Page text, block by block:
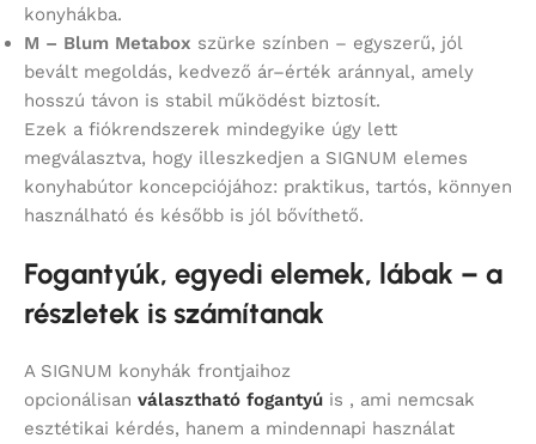
konyhákba.
M – Blum Metabox szürke színben – egyszerű, jól
bevált megoldás, kedvező ár–érték aránnyal, amely
hosszú távon is stabil működést biztosít.
Ezek a fiókrendszerek mindegyike úgy lett
megválasztva, hogy illeszkedjen a SIGNUM elemes
konyhabútor koncepciójához: praktikus, tartós, könnyen
használható és később is jól bővíthető.
Fogantyúk, egyedi elemek, lábak – a
részletek is számítanak
A SIGNUM konyhák frontjaihoz
opcionálisan választható fogantyú is , ami nemcsak
esztétikai kérdés, hanem a mindennapi használat